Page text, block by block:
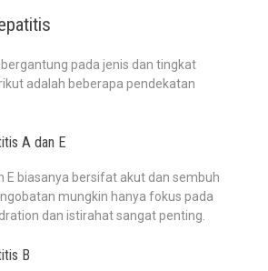
pada jenis dan tingkat
adalah beberapa pendekatan
A dan E
E biasanya bersifat akut dan sembuh
mungkin hanya fokus pada
dan istirahat sangat penting.
B